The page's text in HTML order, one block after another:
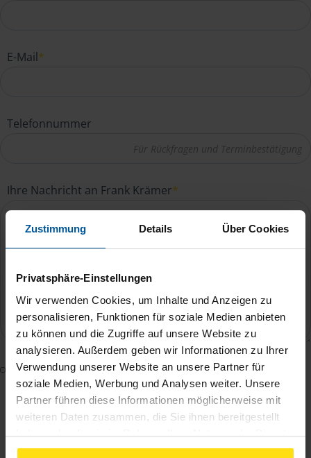
Zustimmung Details Über Cookies
Privatsphäre-Einstellungen
Wir verwenden Cookies, um Inhalte und Anzeigen zu
personalisieren, Funktionen für soziale Medien anbieten
zu können und die Zugriffe auf unsere Website zu
analysieren. Außerdem geben wir Informationen zu Ihrer
Verwendung unserer Website an unsere Partner für
soziale Medien, Werbung und Analysen weiter. Unsere
Partner führen diese Informationen möglicherweise mit
weiteren Daten zusammen, die Sie ihnen bereitgestellt
haben oder die sie im Rahmen Ihrer Nutzung der Dienste
gesammelt haben. Indem Sie auf Einverstanden klicken,
E-Mail*
Telefonnummer
Ihre Nachricht an Frank Krämer*
Mit dem Absenden des Kontaktformulars erkläre ich
mich damit einverstanden, dass meine Daten zur
Bearbeitung meines Anliegens sowie zur internen
Analyse der Zugriffsquelle verwendet werden.
DieDatenschutzbestimmungenhabe ich zur